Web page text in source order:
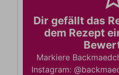
Dir gefällt das
dem Rezept
Markiere
Instagram: